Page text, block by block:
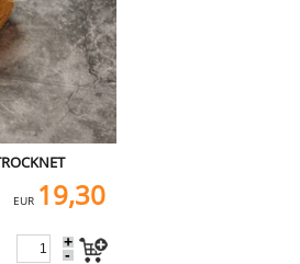
EUR 19,30
+
-